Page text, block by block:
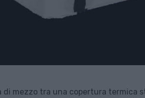
di mezzo tra una copertura termica